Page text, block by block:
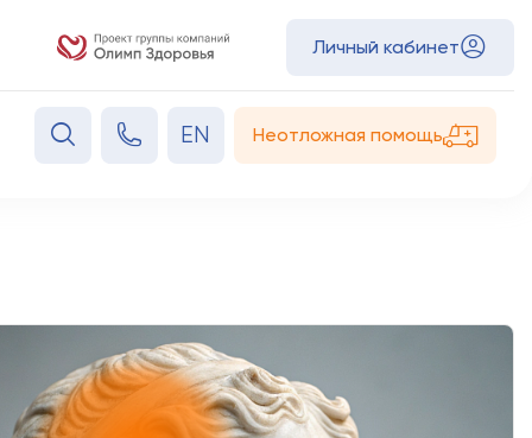
Личный кабинет
EN Неотложная помощь